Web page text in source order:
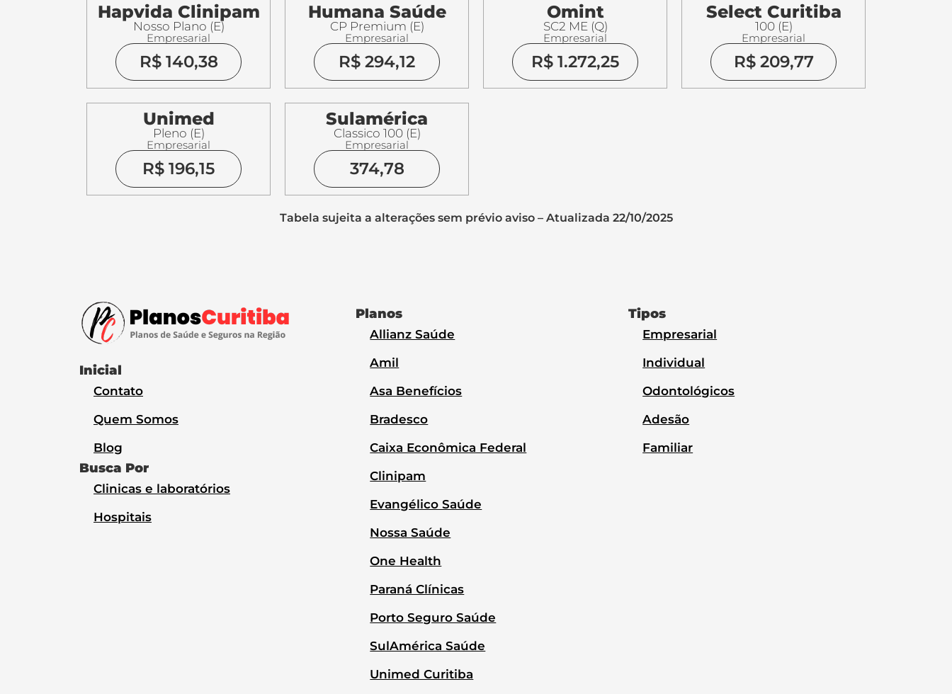
Hapvida Clinipam
Nosso Plano (E)
Empresarial
R$ 140,38
Humana Saúde
CP Premium (E)
Empresarial
R$ 294,12
Omint
SC2 ME (Q)
Empresarial
R$ 1.272,25
Select Curitiba
100 (E)
Empresarial
R$ 209,77
Unimed
Pleno (E)
Empresarial
R$ 196,15
Sulamérica
Classico 100 (E)
Empresarial
374,78
Tabela sujeita a alterações sem prévio aviso – Atualizada 22/10/2025
Inicial
Contato
Quem Somos
Blog
Busca Por
Clinicas e laboratórios
Hospitais
Planos
Allianz Saúde
Amil
Asa Benefícios
Bradesco
Caixa Econômica Federal
Clinipam
Evangélico Saúde
Nossa Saúde
One Health
Paraná Clínicas
Porto Seguro Saúde
SulAmérica Saúde
Unimed Curitiba
Tipos
Empresarial
Individual
Odontológicos
Adesão
Familiar